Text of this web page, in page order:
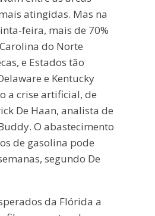
atingidas. Mas na
feira, mais de 70%
do Norte
e Estados tão
e Kentucky
a crise artificial, de
De Haan, analista de
O abastecimento
de gasolina pode
segundo De
da Flórida a